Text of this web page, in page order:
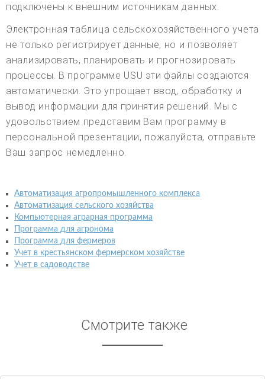
подключены к внешним источникам данных.
Электронная таблица сельскохозяйственного учета
не только регистрирует данные, но и позволяет
анализировать, планировать и прогнозировать
процессы. В программе USU эти файлы создаются
автоматически. Это упрощает ввод, обработку и
вывод информации для принятия решений. Мы с
удовольствием представим Вам программу в
персональной презентации, пожалуйста, отправьте
Ваш запрос немедленно.
Автоматизация агропромышленного комплекса
Автоматизация сельского хозяйства
Компьютерная аграрная программа
Программа для агронома
Программа для фермеров
Учет в крестьянском фермерском хозяйстве
Учет в садоводстве
Смотрите также